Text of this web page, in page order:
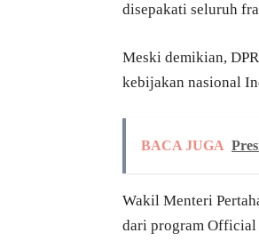
disepakati seluruh
Meski demikian,
kebijakan nasional
BACA JUGA
Wakil Menteri
dari program Official